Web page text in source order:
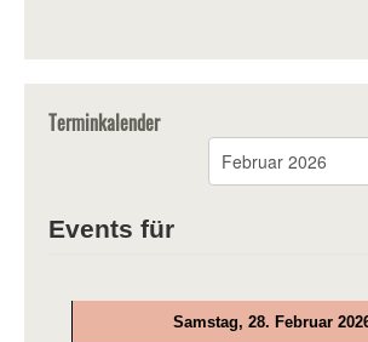
Terminkalender
Events für
Samstag, 28. Februar